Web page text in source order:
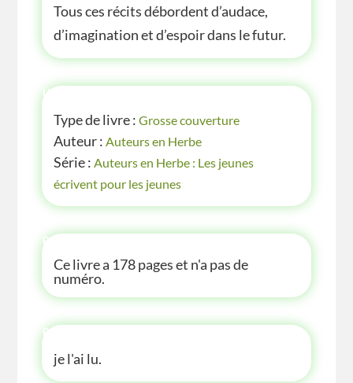
Tous ces récits débordent d’audace,
d’imagination et d’espoir dans le futur.
INFOS
Type de livre : Grosse couverture
Auteur : Auteurs en Herbe
Série : Auteurs en Herbe : Les jeunes
écrivent pour les jeunes
P'TITE INFOS
Ce livre a 178 pages et n'a pas de
numéro.
P'TITE ANECDOTE
je l'ai lu.